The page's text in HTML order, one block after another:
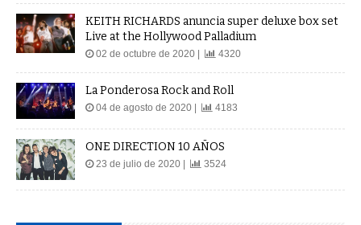
KEITH RICHARDS anuncia super deluxe box set
Live at the Hollywood Palladium
02 de octubre de 2020 | 4320
La Ponderosa Rock and Roll
04 de agosto de 2020 | 4183
ONE DIRECTION 10 AÑOS
23 de julio de 2020 | 3524